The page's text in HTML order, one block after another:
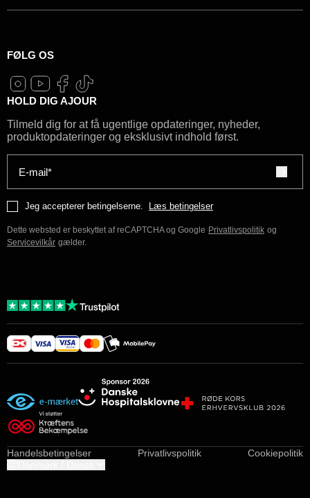
FØLG OS
HOLD DIG AJOUR
Tilmeld dig for at få ugentlige opdateringer, nyheder,
produktopdateringer og eksklusivt indhold først.
E-mail*
Jeg accepterer betingelserne. Læs betingelser
Dette websted er beskyttet af reCAPTCHA og Google Privatlivspolitik og
Servicevilkår gælder.
Handelsbetingelser Privatlivspolitik
Cookiepolitik